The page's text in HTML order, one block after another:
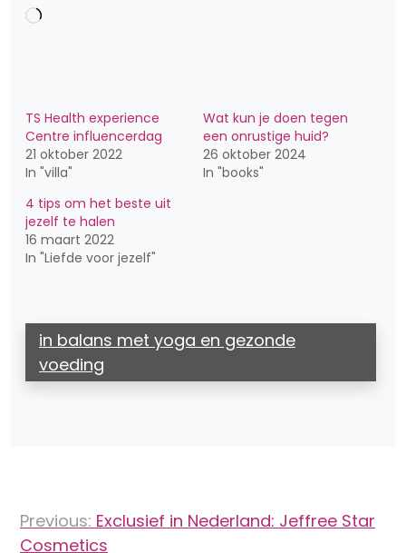
Aan
TS Health experience
Centre influencerdag
21 oktober 2022
In "villa"
Wat kun je doen tegen
een onrustige huid?
26 oktober 2024
In "books"
4 tips om het beste uit
jezelf te halen
16 maart 2022
In "Liefde voor jezelf"
in balans met yoga en gezonde
voeding
navigatie
Previous: Exclusief in Nederland: Jeffree Star
Cosmetics